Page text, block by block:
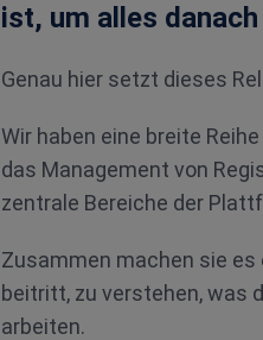
ist, um alles
Genau hier setzt dieses
Wir haben eine breite
das Management von
zentrale Bereiche der
Zusammen machen sie es
beitritt, zu verstehen, was
arbeiten.